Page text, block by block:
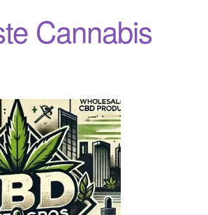
Cannabis